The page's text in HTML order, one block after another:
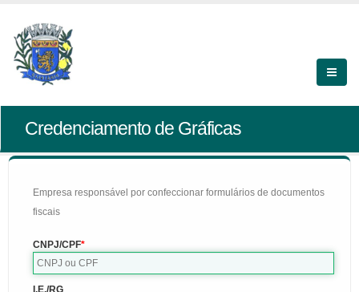
Credenciamento de Gráficas
Empresa responsável por confeccionar formulários de documentos
fiscais
CNPJ/CPF
I.E./RG